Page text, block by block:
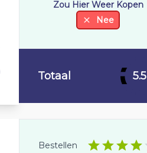
Zou Hier Weer Kopen
Nee
Totaal 5.5
Bestellen